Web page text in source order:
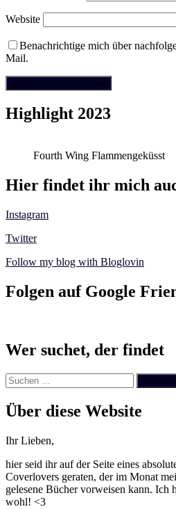
Website
Benachrichtige mich über
Mail.
Highlight 2023
Fourth Wing Flammengeküsst
Hier findet ihr mich
Instagram
Twitter
Follow my blog with Bloglovin
Folgen auf Google
Wer suchet, der findet
Suchen
nach:
Über diese Website
Ihr Lieben,
hier seid ihr auf der Seite eines
Coverlovers geraten, der im Monat
gelesene Bücher vorweisen kann. Ich
wohl! <3